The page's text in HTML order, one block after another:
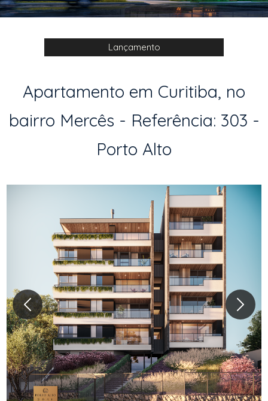
Lançamento
Apartamento em Curitiba, no
bairro Mercês - Referência: 303 -
Porto Alto